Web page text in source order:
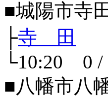
■城陽市寺田
├寺 田
└10:20 0
■八幡市八